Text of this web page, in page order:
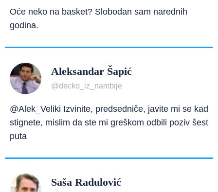
Oće neko na basket? Slobodan sam narednih
godina.
Aleksandar Šapić
@decko_iz_nambije
@Alek_Veliki Izvinite, predsedniče, javite mi se kad
stignete, mislim da ste mi greškom odbili poziv šest
puta
Saša Radulović